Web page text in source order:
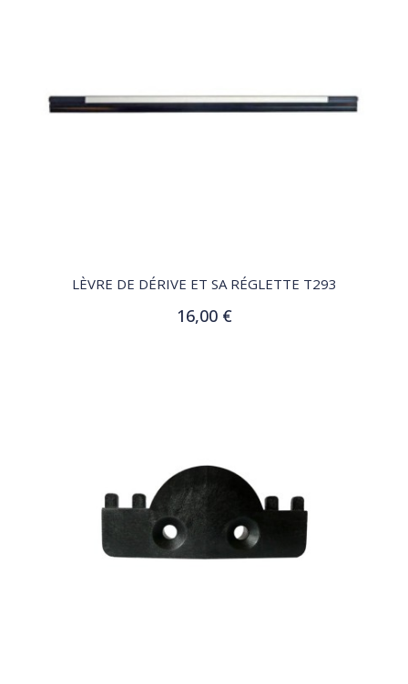
LÈVRE DE DÉRIVE ET SA RÉGLETTE T293
16,00 €
Ajouter au panier